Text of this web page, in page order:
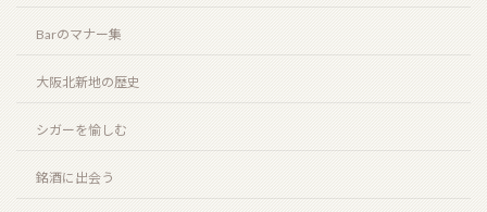
Barのマナー集
大阪北新地の歴史
シガーを愉しむ
銘酒に出会う
コンフィデンシャル ランセロ（Confidenciaal
Lancero）
2026年4月12日
チタイプ” “クリーンタイプ”（THE ESSENCE of